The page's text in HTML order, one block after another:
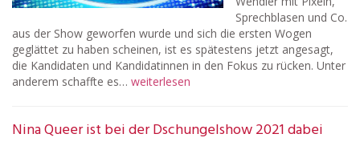
Sprechblasen und Co.
aus der Show geworfen wurde und sich die ersten Wogen
geglättet zu haben scheinen, ist es spätestens jetzt angesagt,
die Kandidaten und Kandidatinnen in den Fokus zu rücken. Unter
anderem schaffte es… weiterlesen
Nina Queer ist bei der Dschungelshow 2021 dabei